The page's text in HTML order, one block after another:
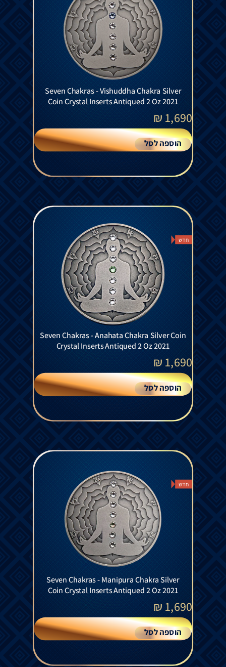
Seven Chakras - Vishuddha Chakra Silver
Coin Crystal Inserts Antiqued 2 Oz 2021
1,690
₪
הוספה לסל
חדש
Seven Chakras - Anahata Chakra Silver Coin
Crystal Inserts Antiqued 2 Oz 2021
1,690
₪
הוספה לסל
חדש
Seven Chakras - Manipura Chakra Silver
Coin Crystal Inserts Antiqued 2 Oz 2021
1,690
₪
הוספה לסל